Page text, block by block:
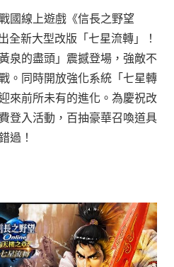
國線上遊戲《信長之野望
全新大型改版「七星流轉」！
泉的盡頭」震撼登場，強敵不
。同時開放強化系統「七星轉
來前所未有的進化。為慶祝改
登入活動，百抽豪華召喚道具
過！